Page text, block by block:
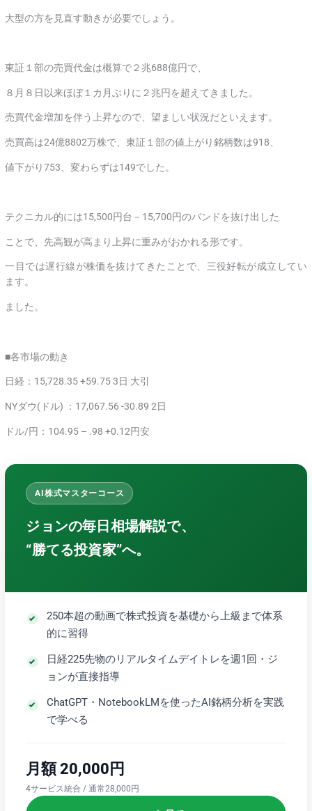
大型の方を見直す動きが必要でしょう。
東証１部の売買代金は概算で２兆688億円で、
８月８日以来ほぼ１カ月ぶりに２兆円を超えてきました。
売買代金増加を伴う上昇なので、望ましい状況だといえます。
売買高は24億8802万株で、東証１部の値上がり銘柄数は918、
値下がり753、変わらずは149でした。
テクニカル的には15,500円台－15,700円のバンドを抜け出した
ことで、先高観が高まり上昇に重みがおかれる形です。
一目では遅行線が株価を抜けてきたことで、三役好転が成立してい
ます。
ました。
■各市場の動き
日経：15,728.35 +59.75 3日 大引
NYダウ(ドル) ：17,067.56 -30.89 2日
ドル/円：104.95 – .98 +0.12円安
AI株式マスターコース
ジョンの毎日相場解説で、
“勝てる投資家”へ。
250本超の動画で株式投資を基礎から上級まで体系
的に習得
日経225先物のリアルタイムデイトレを週1回・ジ
ョンが直接指導
ChatGPT・NotebookLMを使ったAI銘柄分析を実践
で学べる
月額 20,000円
4サービス統合 / 通常28,000円